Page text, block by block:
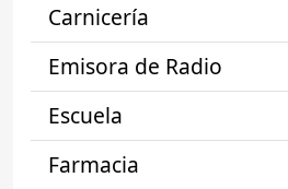
Carnicería
Emisora de Radio
Escuela
Farmacia